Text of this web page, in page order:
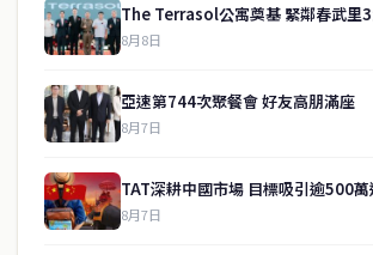
The Terrasol公寓奠基 緊鄰春武里
8月8日
亞速第744次聚餐會 好友高朋滿座
8月7日
TAT深耕中國市場 目標吸引逾500
8月7日